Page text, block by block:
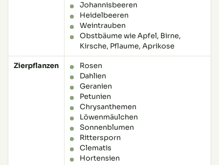
Johannisbeeren
Heidelbeeren
Weintrauben
Obstbäume wie Apfel, Birne,
Kirsche, Pflaume, Aprikose
Zierpflanzen
Rosen
Dahlien
Geranien
Petunien
Chrysanthemen
Löwenmäulchen
Sonnenblumen
Rittersporn
Clematis
Hortensien